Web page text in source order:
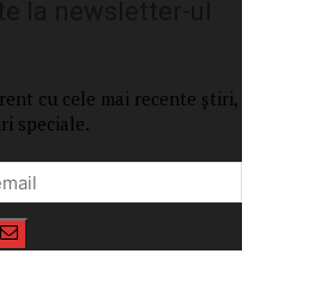
cu cele mai recente știri,
speciale.